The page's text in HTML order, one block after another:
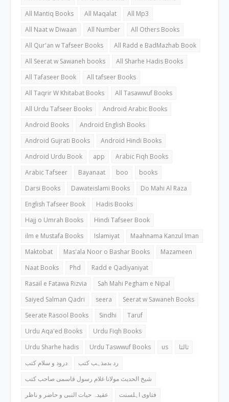
All Mantiq Books
All Maqalat
All Mp3
All Naat w Diwaan
All Number
All Others Books
All Qur'an w Tafseer Books
All Radd e BadMazhab Book
All Seerat w Sawaneh books
All Sharhe Hadis Books
All Tafaseer Book
All tafseer Books
All Taqrir W Khitabat Books
All Tasawwuf Books
All Urdu Tafseer Books
Android Arabic Books
Android Books
Android English Books
Android Gujrati Books
Android Hindi Books
Android Urdu Book
app
Arabic Fiqh Books
Arabic Tafseer
Bayanaat boo
books
Darsi Books
Dawateislami Books
Do Mahi Al Raza
English Tafseer Book
Hadis Books
Hajj o Umrah Books
Hindi Tafseer Book
ilm e Mustafa Books
Islamiyat
Maahnama Kanzul Iman
Maktobat
Mas'ala Noor o Bashar Books
Mazameen
Naat Books
Phd
Radd e Qadiyaniyat
Rasail e Fatawa Rizvia
Sah Mahi Pegham e Nipal
Saiyed Salman Qadri
seera
Seerat w Sawaneh Books
Seerate Rasool Books
Sindhi
Taruf
Urdu Aqa'ed Books
Urdu Fiqh Books
Urdu Sharhe hadis
Urdu Taswwuf Books us
ثالثا
درود و سلام کتب
رد بدمذہب کتب
شیخ الحدیث مولانا غلام رسول قاسمی صاحب کتب
عقیدہ حیات النبی و حاضر و ناظر
فتاوی اہلسنت